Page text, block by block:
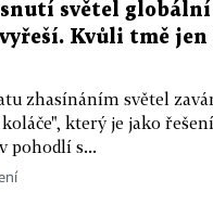
světel globální
Kvůli tmě jen
zhasínáním světel
který je jako
pohodlí s...